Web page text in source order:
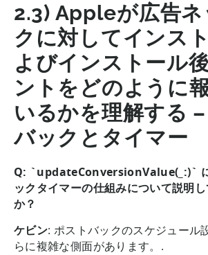
2.3) Appleが広告ネ
クに対してインス
よびインストール
ントをどのように
いるかを理解する
バックとタイマー
Q: `updateConversionValue(_:)`
ックタイマーの仕組みについて説明
か？
ケビン: ポストバックのスケジュール
らに複雑な側面があります。.